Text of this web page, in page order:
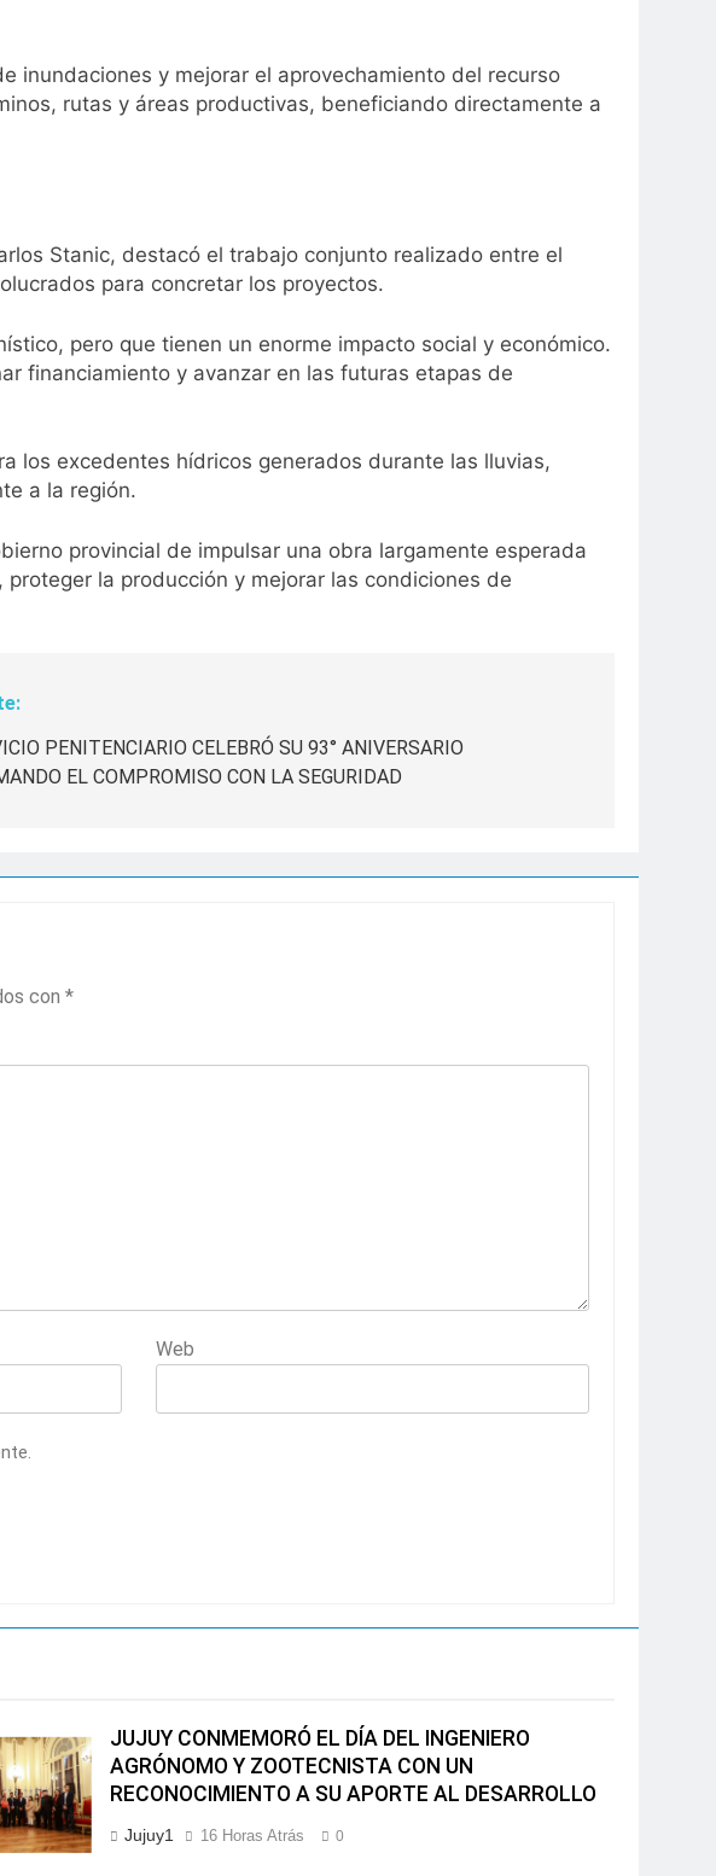
inundaciones y mejorar el aprovechamiento del recurso
rutas y áreas productivas, beneficiando directamente a
Stanic, destacó el trabajo conjunto realizado entre el
para concretar los proyectos.
pero que tienen un enorme impacto social y económico.
financiamiento y avanzar en las futuras etapas de
los excedentes hídricos generados durante las lluvias,
a la región.
provincial de impulsar una obra largamente esperada
la producción y mejorar las condiciones de
PENITENCIARIO CELEBRÓ SU 93° ANIVERSARIO
EL COMPROMISO CON LA SEGURIDAD
con *
Web
JUJUY CONMEMORÓ EL DÍA DEL INGENIERO
AGRÓNOMO Y ZOOTECNISTA CON UN
RECONOCIMIENTO A SU APORTE AL DESARROLLO
Jujuy1 16 Horas Atrás 0